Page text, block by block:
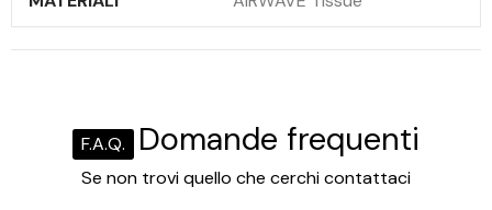
F.A.Q. Domande frequenti
Se non trovi quello che cerchi contattaci